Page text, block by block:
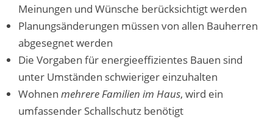
Meinungen und Wünsche berücksichtigt werden
Planungsänderungen müssen von allen Bauherren
abgesegnet werden
Die Vorgaben für energieeffizientes Bauen sind
unter Umständen schwieriger einzuhalten
Wohnen mehrere Familien im Haus, wird ein
umfassender Schallschutz benötigt